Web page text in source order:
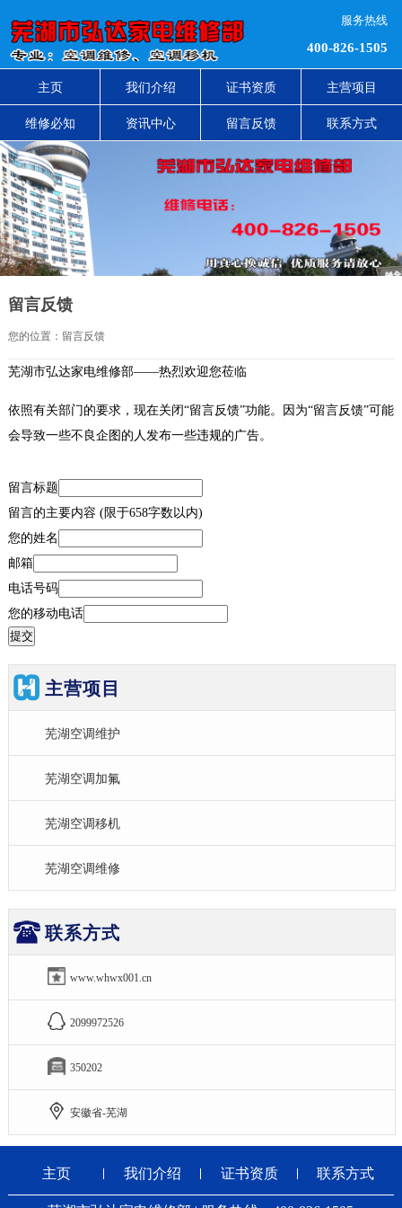
服务热线
400-826-1505
主页 我们介绍 证书资质 主营项目
维修必知 资讯中心 留言反馈 联系方式
留言反馈
您的位置： 留言反馈
芜湖市弘达家电维修部——热烈欢迎您莅临
依照有关部门的要求，现在关闭“留言反馈”功能。因为“留言反馈”可能
会导致一些不良企图的人发布一些违规的广告。
留言标题
留言的主要内容 (限于658字数以内)
您的姓名
邮箱
电话号码
您的移动电话
主营项目
芜湖空调维护
芜湖空调加氟
芜湖空调移机
芜湖空调维修
联系方式
www.whwx001.cn
2099972526
350202
安徽省-芜湖
主页 我们介绍 证书资质 联系方式